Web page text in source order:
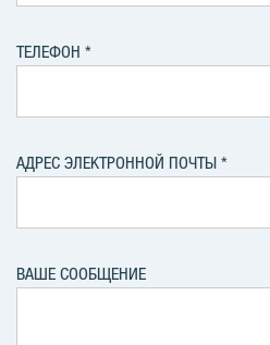
ТЕЛЕФОН
АДРЕС ЭЛЕКТРОННОЙ ПОЧТЫ
ВАШЕ СООБЩЕНИЕ